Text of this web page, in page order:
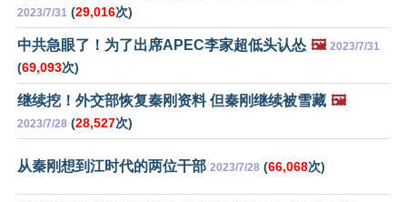
2023/7/31 (29,016次)
中共急眼了！为了出席APEC李家超低头认怂 🖼️ 2023/7/31
(69,093次)
继续挖！外交部恢复秦刚资料 但秦刚继续被雪藏 🖼️
2023/7/28 (28,527次)
从秦刚想到江时代的两位干部 2023/7/28 (66,068次)